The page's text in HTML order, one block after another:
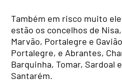
Também em risco muito
estão os concelhos de
Marvão, Portalegre e
Portalegre, e Abrantes,
Barquinha, Tomar, Sardoal
Santarém.